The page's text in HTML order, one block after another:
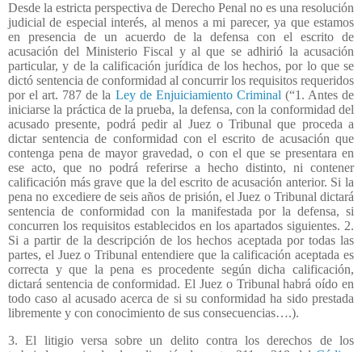
Desde la estricta perspectiva de Derecho Penal no es una resolución
judicial de especial interés, al menos a mi parecer, ya que estamos
en presencia de un acuerdo de la defensa con el escrito de
acusación del Ministerio Fiscal y al que se adhirió la acusación
particular, y de la calificación jurídica de los hechos, por lo que se
dictó sentencia de conformidad al concurrir los requisitos requeridos
por el art. 787 de la Ley de Enjuiciamiento Criminal (“1. Antes de
iniciarse la práctica de la prueba, la defensa, con la conformidad del
acusado presente, podrá pedir al Juez o Tribunal que proceda a
dictar sentencia de conformidad con el escrito de acusación que
contenga pena de mayor gravedad, o con el que se presentara en
ese acto, que no podrá referirse a hecho distinto, ni contener
calificación más grave que la del escrito de acusación anterior. Si la
pena no excediere de seis años de prisión, el Juez o Tribunal dictará
sentencia de conformidad con la manifestada por la defensa, si
concurren los requisitos establecidos en los apartados siguientes. 2.
Si a partir de la descripción de los hechos aceptada por todas las
partes, el Juez o Tribunal entendiere que la calificación aceptada es
correcta y que la pena es procedente según dicha calificación,
dictará sentencia de conformidad. El Juez o Tribunal habrá oído en
todo caso al acusado acerca de si su conformidad ha sido prestada
libremente y con conocimiento de sus consecuencias….).
3. El litigio versa sobre un delito contra los derechos de los